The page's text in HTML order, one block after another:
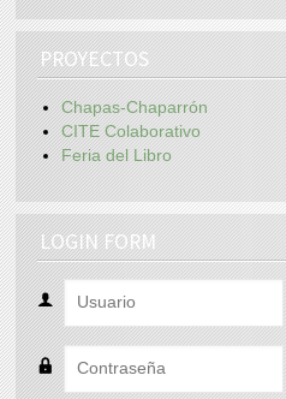
PROYECTOS
Chapas-Chaparrón
CITE Colaborativo
Feria del Libro
LOGIN FORM